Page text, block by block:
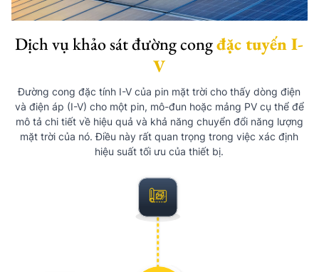
Dịch vụ khảo sát đường congđặc tuyến I-
V
Đường cong đặc tính I-V của pin mặt trời cho thấy dòng điện
và điện áp (I-V) cho một pin, mô-đun hoặc mảng PV cụ thể để
mô tả chi tiết về hiệu quả và khả năng chuyển đổi năng lượng
mặt trời của nó. Điều này rất quan trọng trong việc xác định
hiệu suất tối ưu của thiết bị.